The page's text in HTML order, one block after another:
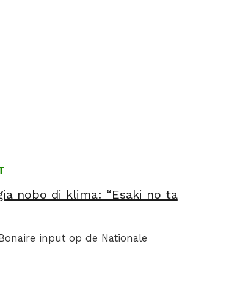
nobo di klima: “Esaki no ta
input op de Nationale